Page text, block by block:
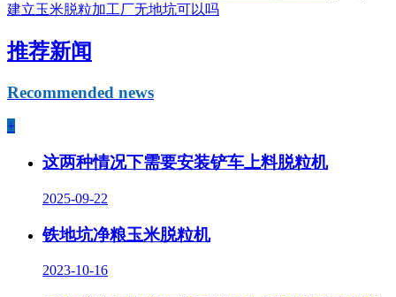
建立玉米脱粒加工厂无地坑可以吗
推荐新闻
Recommended news
+
这两种情况下需要安装铲车上料脱粒机
2025-09-22
铁地坑净粮玉米脱粒机
2023-10-16